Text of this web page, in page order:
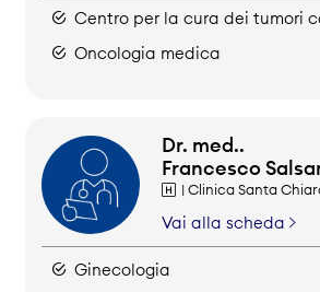
Centro per la cura dei tumori
Oncologia medica
Dr. med..
Francesco
| Clinica Santa
Vai alla scheda
Ginecologia